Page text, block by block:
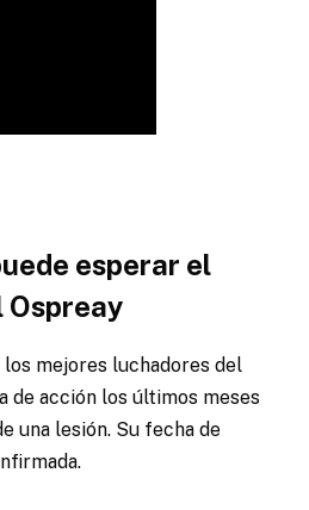
esperar el
Ospreay
los mejores luchadores del
de acción los últimos meses
una lesión. Su fecha de